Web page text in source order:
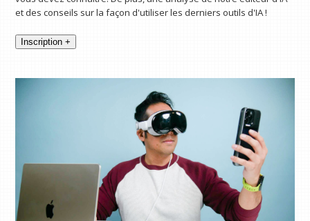
et des conseils sur la façon d'utiliser les derniers outils d'IA !
Inscription +